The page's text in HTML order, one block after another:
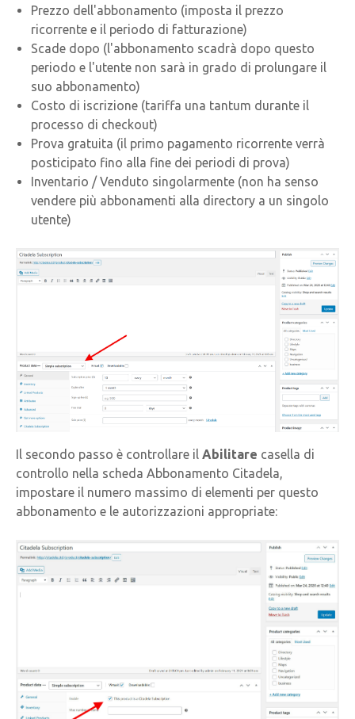
Prezzo dell'abbonamento (imposta il prezzo
ricorrente e il periodo di fatturazione)
Scade dopo (l'abbonamento scadrà dopo questo
periodo e l'utente non sarà in grado di prolungare il
suo abbonamento)
Costo di iscrizione (tariffa una tantum durante il
processo di checkout)
Prova gratuita (il primo pagamento ricorrente verrà
posticipato fino alla fine dei periodi di prova)
Inventario / Venduto singolarmente (non ha senso
vendere più abbonamenti alla directory a un singolo
utente)
Il secondo passo è controllare il Abilitare casella di
controllo nella scheda Abbonamento Citadela,
impostare il numero massimo di elementi per questo
abbonamento e le autorizzazioni appropriate: